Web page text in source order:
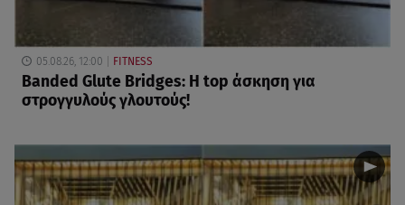
05.08.26, 12:00 FITNESS
Banded Glute Bridges: Η top άσκηση για
στρογγυλούς γλουτούς!